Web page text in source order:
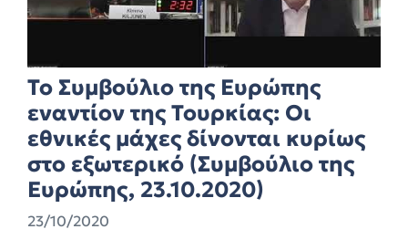
Το Συμβούλιο της Ευρώπης
εναντίον της Τουρκίας: Οι
εθνικές μάχες δίνονται κυρίως
στο εξωτερικό (Συμβούλιο της
Ευρώπης, 23.10.2020)
23/10/2020